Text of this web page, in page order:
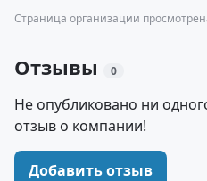
Страница организации
Отзывы 0
Не опубликовано ни
отзыв о компании!
Добавить отзыв